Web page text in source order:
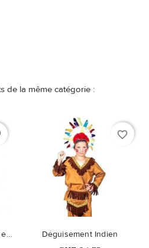
de la même catégorie :
Viking Warrior Déguisement enfant
favorite_border
Déguisement Indien